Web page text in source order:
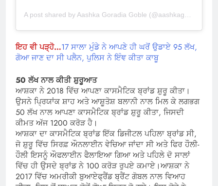
ਇਹ ਵੀ ਪੜ੍ਹੋ…17 ਸਾਲਾ ਮੁੰਡੇ ਨੇ ਆਪਣੇ ਹੀ ਘਰੋਂ ਉਡਾਏ 95 ਲੱਖ,
ਗੋਆ ਜਾਣ ਦਾ ਸੀ ਪਲੈਨ, ਪੁਲਿਸ ਨੇ ਇੰਞ ਕੀਤਾ ਕਾਬੂ
50 ਲੱਖ ਨਾਲ ਕੀਤੀ ਸ਼ੁਰੂਆਤ
ਆਸ਼ਕਾ ਨੇ 2018 ਵਿੱਚ ਆਪਣਾ ਕਾਸਮੈਟਿਕ ਬ੍ਰਾਂਡ ਸ਼ੁਰੂ ਕੀਤਾ।
ਉਸਨੇ ਪ੍ਰਿਯਾਂਕ ਸ਼ਾਹ ਅਤੇ ਆਸ਼ੂਤੋਸ਼ ਬਲਾਨੀ ਨਾਲ ਮਿਲ ਕੇ ਲਗਭਗ
50 ਲੱਖ ਨਾਲ ਆਪਣਾ ਕਾਸਮੈਟਿਕ ਬ੍ਰਾਂਡ ਸ਼ੁਰੂ ਕੀਤਾ, ਜਿਸਦੀ
ਕੀਮਤ ਅੱਜ 1200 ਕਰੋੜ ਹੈ।
ਆਸ਼ਕਾ ਦਾ ਕਾਸਮੈਟਿਕ ਬ੍ਰਾਂਡ ਇੱਕ ਡਿਜੀਟਲ ਪਹਿਲਾ ਬ੍ਰਾਂਡ ਸੀ,
ਜੋ ਸ਼ੁਰੂ ਵਿੱਚ ਸਿਰਫ਼ ਔਨਲਾਈਨ ਵੇਚਿਆ ਜਾਂਦਾ ਸੀ ਅਤੇ ਫਿਰ ਹੌਲੀ-
ਹੌਲੀ ਇਸਨੂੰ ਔਫਲਾਈਨ ਫੈਲਾਇਆ ਗਿਆ ਅਤੇ ਪਹਿਲੇ ਦੋ ਸਾਲਾਂ
ਵਿੱਚ ਹੀ ਉਸਦੇ ਬ੍ਰਾਂਡ ਨੇ 100 ਕਰੋੜ ਰੁਪਏ ਕਮਾਏ।ਆਸ਼ਕਾ ਨੇ
2017 ਵਿੱਚ ਅਮਰੀਕੀ ਬੁਆਏਫ੍ਰੈਂਡ ਬ੍ਰੈਂਟ ਗੋਬਲ ਨਾਲ ਵਿਆਹ